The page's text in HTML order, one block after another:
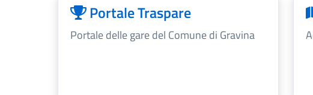
Portale Traspare
Portale delle gare del Comune di Gravina